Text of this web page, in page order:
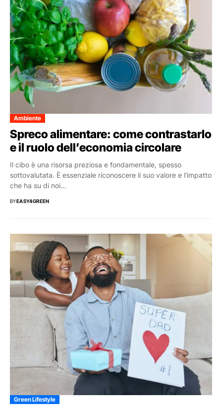
Ambiente
Spreco alimentare: come contrastarlo
e il ruolo dell’economia circolare
Il cibo è una risorsa preziosa e fondamentale, spesso
sottovalutata. È essenziale riconoscere il suo valore e l'impatto
che ha su di noi...
BYEASY4GREEN
Green Lifestyle